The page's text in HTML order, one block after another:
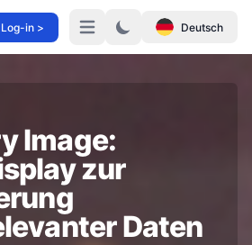
Log-in > Menü Deutsch
Image:
zur
Daten